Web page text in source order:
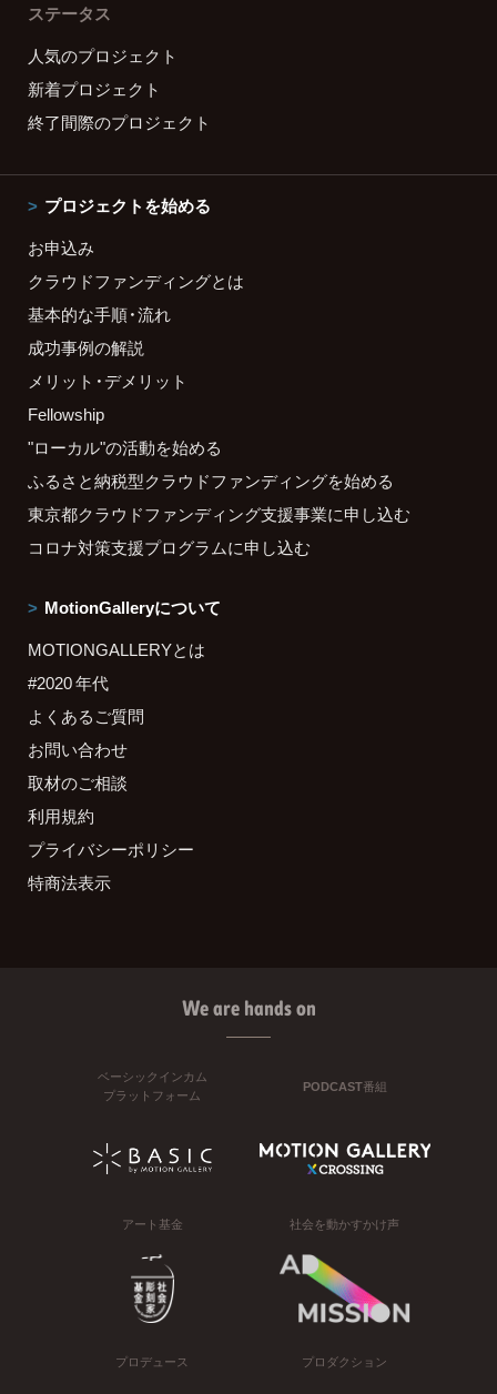
ステータス
人気のプロジェクト
新着プロジェクト
終了間際のプロジェクト
プロジェクトを始める
お申込み
クラウドファンディングとは
基本的な手順・流れ
成功事例の解説
メリット・デメリット
Fellowship
"ローカル"の活動を始める
ふるさと納税型クラウドファンディングを始める
東京都クラウドファンディング支援事業に申し込む
コロナ対策支援プログラムに申し込む
MotionGalleryについて
MOTIONGALLERYとは
#2020 年代
よくあるご質問
お問い合わせ
取材のご相談
利用規約
プライバシーポリシー
特商法表示
We are hands on
ベーシックインカム
プラットフォーム
PODCAST番組
アート基金 社会を動かすかけ声
プロデュース プロダクション